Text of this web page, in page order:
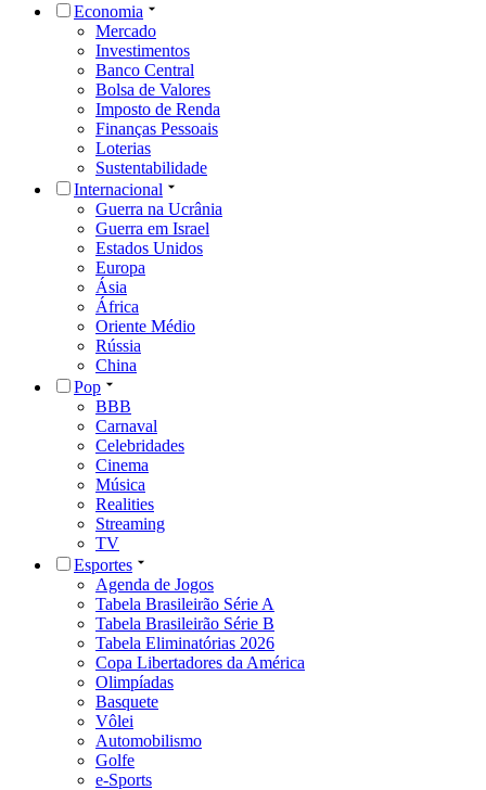
Economia
Mercado
Investimentos
Banco Central
Bolsa de Valores
Imposto de Renda
Finanças Pessoais
Loterias
Sustentabilidade
Internacional
Guerra na Ucrânia
Guerra em Israel
Estados Unidos
Europa
Ásia
África
Oriente Médio
Rússia
China
Pop
BBB
Carnaval
Celebridades
Cinema
Música
Realities
Streaming
TV
Esportes
Agenda de Jogos
Tabela Brasileirão Série A
Tabela Brasileirão Série B
Tabela Eliminatórias 2026
Copa Libertadores da América
Olimpíadas
Basquete
Vôlei
Automobilismo
Golfe
e-Sports